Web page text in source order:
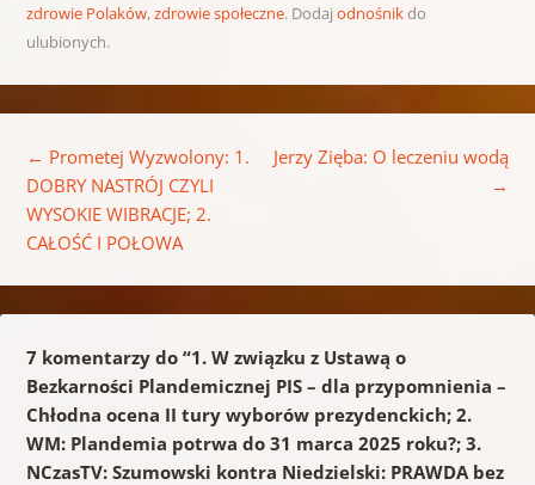
zdrowie Polaków,zdrowie społeczne. Dodaj odnośnikdo
ulubionych.
← Prometej Wyzwolony: 1.
DOBRY NASTRÓJ CZYLI
WYSOKIE WIBRACJE; 2.
CAŁOŚĆ I POŁOWA
Jerzy Zięba: O leczeniu wodą
→
7 komentarzy do “1. W związku z Ustawą o
Bezkarności Plandemicznej PIS – dla przypomnienia –
Chłodna ocena II tury wyborów prezydenckich; 2.
WM: Plandemia potrwa do 31 marca 2025 roku?; 3.
NCzasTV: Szumowski kontra Niedzielski: PRAWDA bez